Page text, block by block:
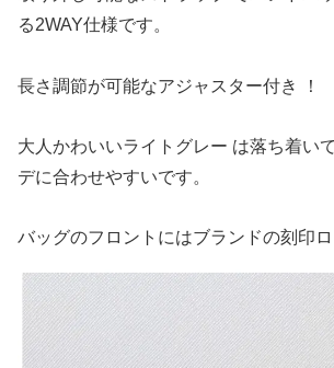
る2WAY仕様です。
長さ調節が可能なアジャスター付き ！
大人かわいいライトグレー は落ち着い
デに合わせやすいです。
バッグのフロントにはブランドの刻印ロ